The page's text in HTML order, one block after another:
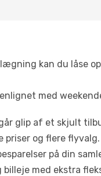
kan du låse
med
glip af et skjult
og flere flyvalg.
på din
billeje med ekstra